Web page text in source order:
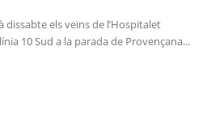
els veïns de l’Hospitalet
10 Sud a la parada de Provençana...